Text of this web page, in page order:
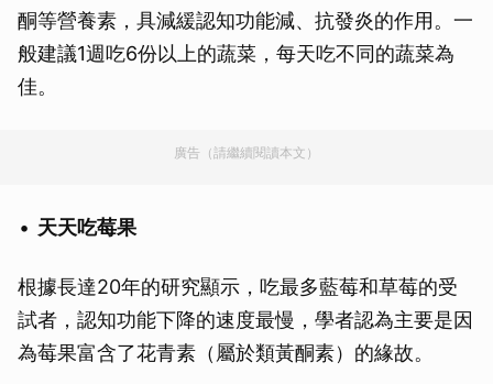
酮等營養素，具減緩認知功能減、抗發炎的作用。一
般建議1週吃6份以上的蔬菜，每天吃不同的蔬菜為
佳。
廣告（請繼續閱讀本文）
天天吃莓果
根據長達20年的研究顯示，吃最多藍莓和草莓的受
試者，認知功能下降的速度最慢，學者認為主要是因
為莓果富含了花青素（屬於類黃酮素）的緣故。